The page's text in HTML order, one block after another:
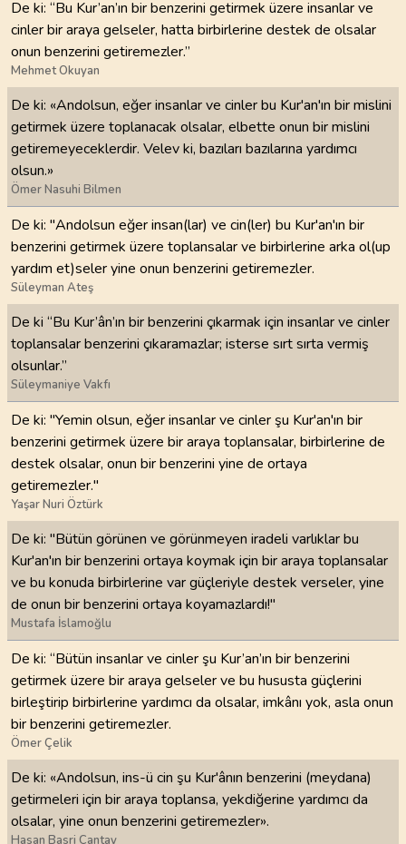
De ki: “Bu Kur’an’ın bir benzerini getirmek üzere insanlar ve
cinler bir araya gelseler, hatta birbirlerine destek de olsalar
onun benzerini getiremezler.”
Mehmet Okuyan
De ki: «Andolsun, eğer insanlar ve cinler bu Kur'an'ın bir mislini
getirmek üzere toplanacak olsalar, elbette onun bir mislini
getiremeyeceklerdir. Velev ki, bazıları bazılarına yardımcı
olsun.»
Ömer Nasuhi Bilmen
De ki: "Andolsun eğer insan(lar) ve cin(ler) bu Kur'an'ın bir
benzerini getirmek üzere toplansalar ve birbirlerine arka ol(up
yardım et)seler yine onun benzerini getiremezler.
Süleyman Ateş
De ki “Bu Kur’ân’ın bir benzerini çıkarmak için insanlar ve cinler
toplansalar benzerini çıkaramazlar; isterse sırt sırta vermiş
olsunlar.”
Süleymaniye Vakfı
De ki: "Yemin olsun, eğer insanlar ve cinler şu Kur'an'ın bir
benzerini getirmek üzere bir araya toplansalar, birbirlerine de
destek olsalar, onun bir benzerini yine de ortaya
getiremezler."
Yaşar Nuri Öztürk
De ki: "Bütün görünen ve görünmeyen iradeli varlıklar bu
Kur'an'ın bir benzerini ortaya koymak için bir araya toplansalar
ve bu konuda birbirlerine var güçleriyle destek verseler, yine
de onun bir benzerini ortaya koyamazlardı!"
Mustafa İslamoğlu
De ki: “Bütün insanlar ve cinler şu Kur’an’ın bir benzerini
getirmek üzere bir araya gelseler ve bu hususta güçlerini
birleştirip birbirlerine yardımcı da olsalar, imkânı yok, asla onun
bir benzerini getiremezler.
Ömer Çelik
De ki: «Andolsun, ins-ü cin şu Kur'ânın benzerini (meydana)
getirmeleri için bir araya toplansa, yekdiğerine yardımcı da
olsalar, yine onun benzerini getiremezler».
Hasan Basri Çantay